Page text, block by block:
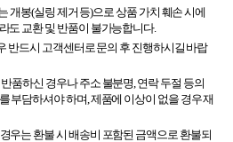
개봉(실링 제거 등)으로 상품 가치 훼손 시에
도 교환 및 반품이 불가능합니다.
반드시 고객센터로 문의 후 진행하시길 바랍
품하신 경우나 주소 불분명, 연락 두절 등의
부담하셔야 하며, 제품에 이상이 없을 경우 재
우는 환불 시 배송비 포함된 금액으로 환불되